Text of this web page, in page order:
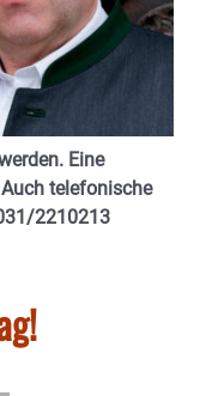
Eine
telefonische
2210213